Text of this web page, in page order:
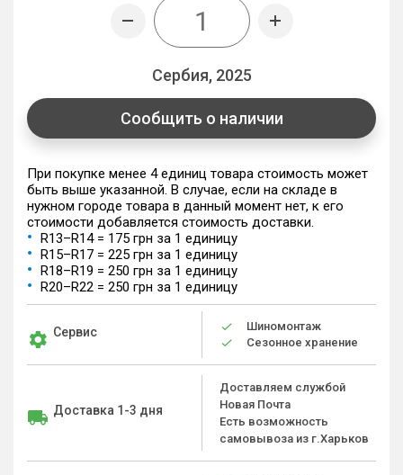
Сербия, 2025
Сообщить о наличии
При покупке менее 4 единиц товара стоимость может
быть выше указанной. В случае, если на складе в
нужном городе товара в данный момент нет, к его
стоимости добавляется стоимость доставки.
R13–R14 = 175 грн за 1 единицу
R15–R17 = 225 грн за 1 единицу
R18–R19 = 250 грн за 1 единицу
R20–R22 = 250 грн за 1 единицу
Сервис
Шиномонтаж
Сезонное хранение
Доставка 1-3 дня
Доставляем службой
Новая Почта
Есть возможность
самовывоза из г.Харьков